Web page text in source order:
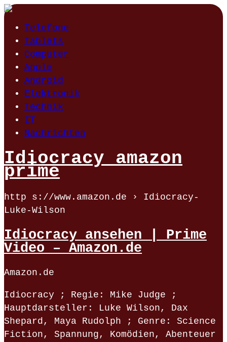
Telefone
Tablets
Computer
Apple
Android
Elektronik
Technik
IT
Nachrichten
Idiocracy amazon
prime
http s://www.amazon.de › Idiocracy-
Luke-Wilson
Idiocracy ansehen | Prime
Video – Amazon.de
Amazon.de
Idiocracy ; Regie: Mike Judge ;
Hauptdarsteller: Luke Wilson, Dax
Shepard, Maya Rudolph ; Genre: Science
Fiction, Spannung, Komödien, Abenteuer